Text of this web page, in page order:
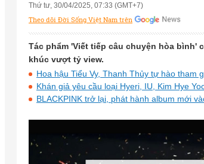
Thứ tư, 30/04/2025, 07:33 (GMT+7)
Theo dõi Đời Sống Việt Nam trên
Tác phẩm 'Viết tiếp câu chuyện hòa bình'
khúc vượt tỷ view.
Hoa hậu Tiểu Vy, Thanh Thủy tự hào tham
Khán giả yêu cầu loại Hyeri, IU, Kim Hye
BLACKPINK trở lại, phát hành album mới